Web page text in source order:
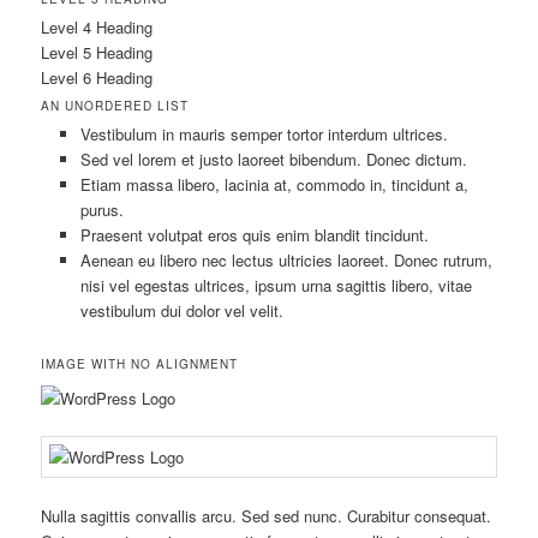
Level 4 Heading
Level 5 Heading
Level 6 Heading
AN UNORDERED LIST
Vestibulum in mauris semper tortor interdum ultrices.
Sed vel lorem et justo laoreet bibendum. Donec dictum.
Etiam massa libero, lacinia at, commodo in, tincidunt a,
purus.
Praesent volutpat eros quis enim blandit tincidunt.
Aenean eu libero nec lectus ultricies laoreet. Donec rutrum,
nisi vel egestas ultrices, ipsum urna sagittis libero, vitae
vestibulum dui dolor vel velit.
IMAGE WITH NO ALIGNMENT
Nulla sagittis convallis arcu. Sed sed nunc. Curabitur consequat.